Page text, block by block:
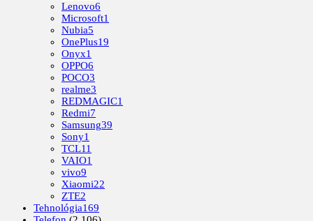
Lenovo6
Microsoft1
Nubia5
OnePlus19
Onyx1
OPPO6
POCO3
realme3
REDMAGIC1
Redmi7
Samsung39
Sony1
TCL11
VAIO1
vivo9
Xiaomi22
ZTE2
Tehnológia169